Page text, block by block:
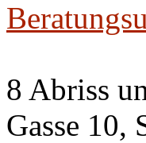
8 Abriss
Gasse 10,